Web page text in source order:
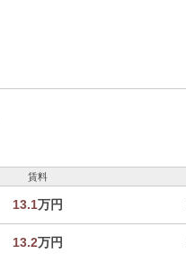
賃料
13.1万円
13.2万円